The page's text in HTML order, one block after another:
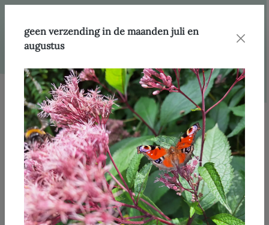
Afbeeldingengalerij overslaan
geen verzending in de maanden juli en
augustus